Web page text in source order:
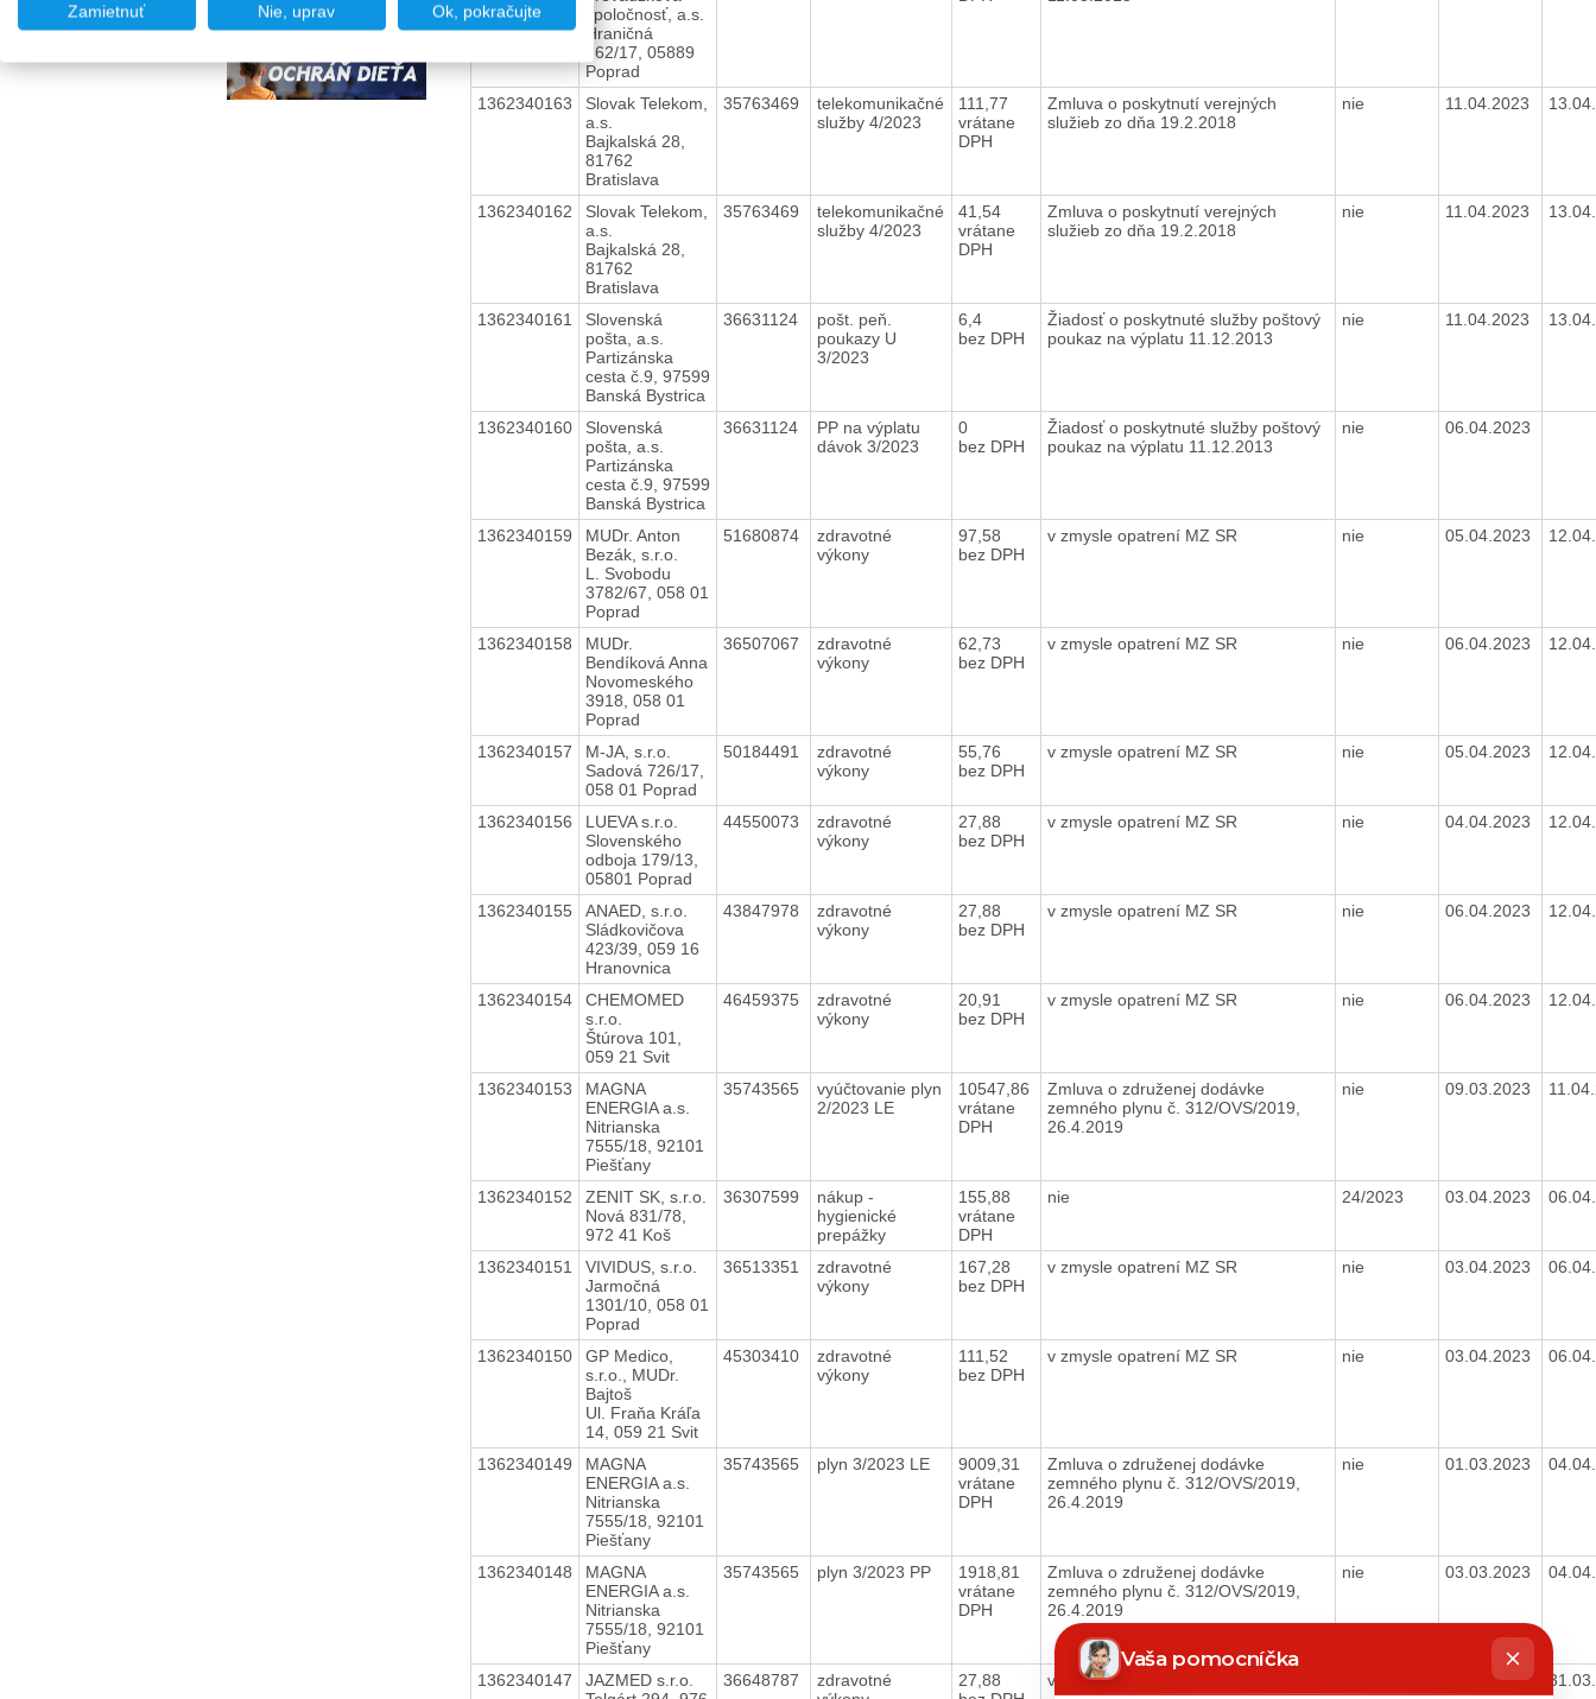
spoločnosť, a.s.
Hraničná
662/17, 05889
Poprad
1362340163
Slovak Telekom,
a.s.
Bajkalská 28,
81762
Bratislava
35763469
telekomunikačné
služby 4/2023
111,77
vrátane
DPH
Zmluva o poskytnutí verejných
služieb zo dňa 19.2.2018
nie 11.04.2023
1362340162
Slovak Telekom,
a.s.
Bajkalská 28,
81762
Bratislava
35763469
telekomunikačné
služby 4/2023
41,54
vrátane
DPH
Zmluva o poskytnutí verejných
služieb zo dňa 19.2.2018
nie 11.04.2023
1362340161
Slovenská
pošta, a.s.
Partizánska
cesta č.9, 97599
Banská Bystrica
36631124
pošt. peň.
poukazy U
3/2023
6,4
bez DPH
Žiadosť o poskytnuté služby poštový
poukaz na výplatu 11.12.2013
nie 11.04.2023
1362340160
Slovenská
pošta, a.s.
Partizánska
cesta č.9, 97599
Banská Bystrica
36631124
PP na výplatu
dávok 3/2023
0
bez DPH
Žiadosť o poskytnuté služby poštový
poukaz na výplatu 11.12.2013
nie 06.04.2023
1362340159
MUDr. Anton
Bezák, s.r.o.
L. Svobodu
3782/67, 058 01
Poprad
51680874
zdravotné
výkony
97,58
bez DPH
v zmysle opatrení MZ SR nie 05.04.2023
1362340158
MUDr.
Bendíková Anna
Novomeského
3918, 058 01
Poprad
36507067
zdravotné
výkony
62,73
bez DPH
v zmysle opatrení MZ SR nie 06.04.2023
1362340157
M-JA, s.r.o.
Sadová 726/17,
058 01 Poprad
50184491
zdravotné
výkony
55,76
bez DPH
v zmysle opatrení MZ SR nie 05.04.2023
1362340156
LUEVA s.r.o.
Slovenského
odboja 179/13,
05801 Poprad
44550073
zdravotné
výkony
27,88
bez DPH
v zmysle opatrení MZ SR nie 04.04.2023
1362340155
ANAED, s.r.o.
Sládkovičova
423/39, 059 16
Hranovnica
43847978
zdravotné
výkony
27,88
bez DPH
v zmysle opatrení MZ SR nie 06.04.2023
1362340154
CHEMOMED
s.r.o.
Štúrova 101,
059 21 Svit
46459375
zdravotné
výkony
20,91
bez DPH
v zmysle opatrení MZ SR nie 06.04.2023
1362340153
MAGNA
ENERGIA a.s.
Nitrianska
7555/18, 92101
Piešťany
35743565
vyúčtovanie plyn
2/2023 LE
10547,86
vrátane
DPH
Zmluva o združenej dodávke
zemného plynu č. 312/OVS/2019,
26.4.2019
nie 09.03.2023
1362340152
ZENIT SK, s.r.o.
Nová 831/78,
972 41 Koš
36307599
nákup -
hygienické
prepážky
155,88
vrátane
DPH
nie 24/2023 03.04.2023
1362340151
VIVIDUS, s.r.o.
Jarmočná
1301/10, 058 01
Poprad
36513351
zdravotné
výkony
167,28
bez DPH
v zmysle opatrení MZ SR nie 03.04.2023
1362340150
GP Medico,
s.r.o., MUDr.
Bajtoš
Ul. Fraňa Kráľa
14, 059 21 Svit
45303410
zdravotné
výkony
111,52
bez DPH
v zmysle opatrení MZ SR nie 03.04.2023
1362340149
MAGNA
ENERGIA a.s.
Nitrianska
7555/18, 92101
Piešťany
35743565 plyn 3/2023 LE
9009,31
vrátane
DPH
Zmluva o združenej dodávke
zemného plynu č. 312/OVS/2019,
26.4.2019
nie 01.03.2023
1362340148
MAGNA
ENERGIA a.s.
Nitrianska
7555/18, 92101
Piešťany
35743565 plyn 3/2023 PP
1918,81
vrátane
DPH
Zmluva o združenej dodávke
zemného plynu č. 312/OVS/2019,
26.4.2019
nie 03.03.2023
1362340147
JAZMED s.r.o.
36648787
zdravotné
27,88
v zmysle opatrení MZ SR 22.03.2023
Zamietnuť Nie, uprav Ok, pokračujte
Vaša pomocníčka
Chatbot
píše